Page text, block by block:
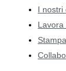
I nostri
Lavora
Stampa